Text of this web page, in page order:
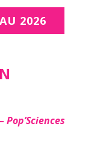
2026
Pop’Sciences